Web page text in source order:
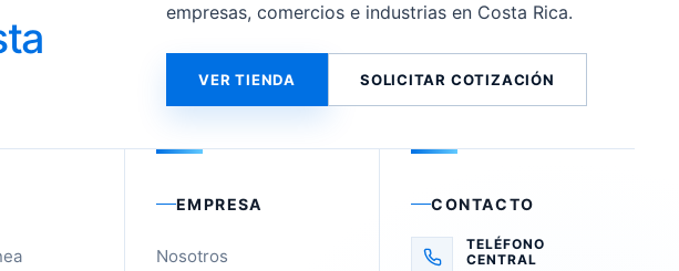
empresas, comercios e industrias en Costa Rica.
VER TIENDA SOLICITAR COTIZACIÓN
EMPRESA
Nosotros
CONTACTO
TELÉFONO
CENTRAL